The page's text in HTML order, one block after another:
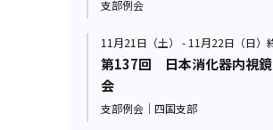
支部例会
11月21日（土） - 11月22日（日）
第137回 日本消化器内視鏡
会
支部例会｜四国支部